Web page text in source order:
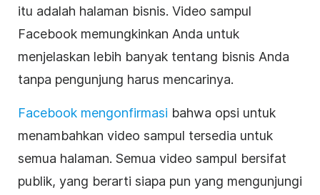
itu adalah halaman bisnis. Video sampul
Facebook memungkinkan Anda untuk
menjelaskan lebih banyak tentang bisnis Anda
tanpa pengunjung harus mencarinya.
Facebook mengonfirmasi bahwa opsi untuk
menambahkan video sampul tersedia untuk
semua halaman. Semua video sampul bersifat
publik, yang berarti siapa pun yang mengunjungi